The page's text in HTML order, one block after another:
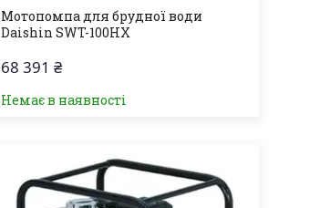
Мотопомпа для брудної води
Daishin SWT-100HX
68 391 ₴
Немає в наявності